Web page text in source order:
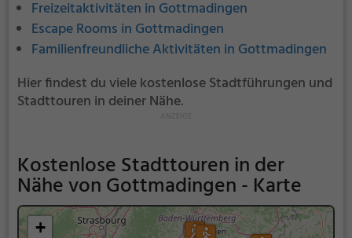
Freizeitaktivitäten in Gottmadingen
Escape Rooms in Gottmadingen
Familienfreundliche Aktivitäten in Gottmadingen
Hier findest du viele kostenlose Stadtführungen und
Stadttouren in deiner Nähe.
Kostenlose Stadttouren in der
Nähe von Gottmadingen - Karte
+